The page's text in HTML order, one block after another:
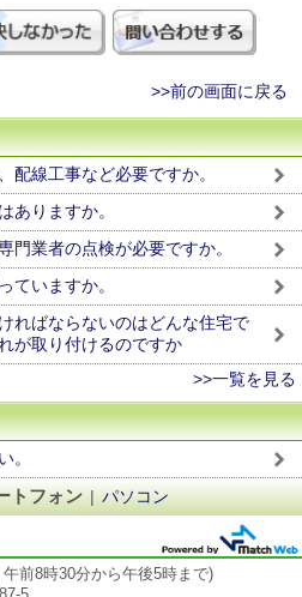
>>前の画面に戻る
配線工事など必要ですか。
ありますか。
門業者の点検が必要ですか。
ていますか。
ればならないのはどんな住宅で
が取り付けるのですか
>>一覧を見る
。
トフォン | パソコン
前8時30分から午後5時まで)